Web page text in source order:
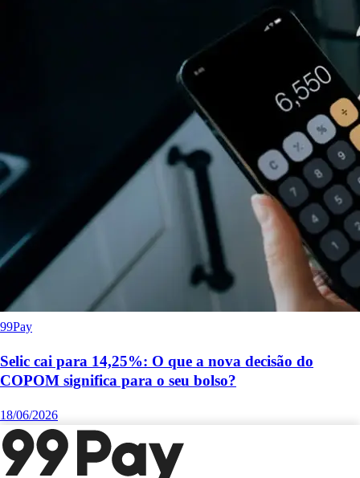
99Pay
Selic cai para 14,25%: O que a nova decisão do
COPOM significa para o seu bolso?
18/06/2026